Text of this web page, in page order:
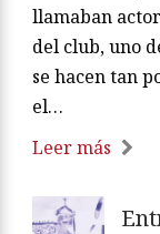
llamaban
del club, uno
se hacen tan
el…
Leer más